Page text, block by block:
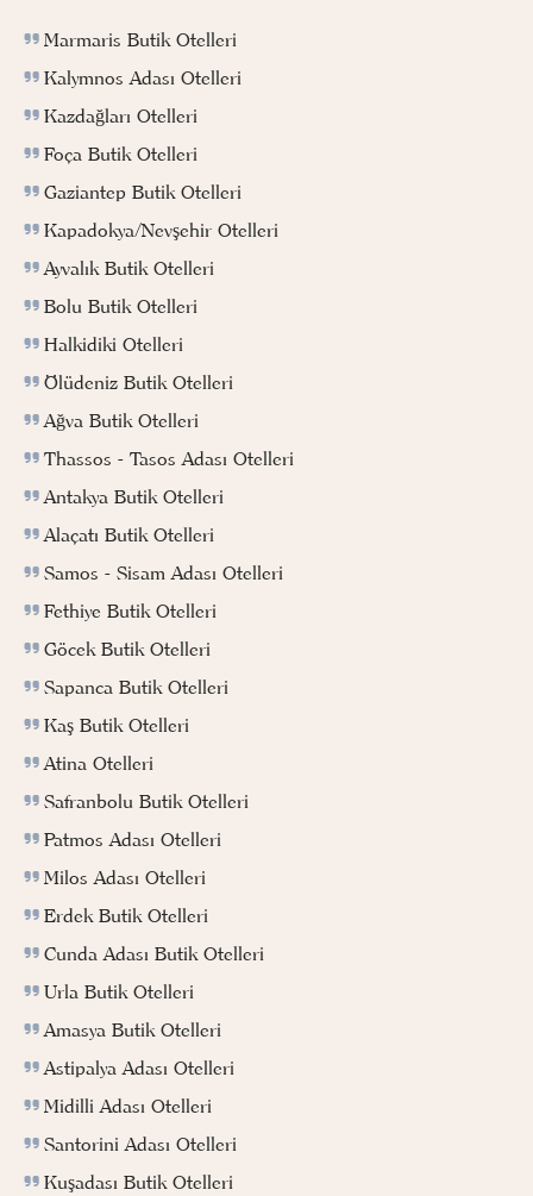
Marmaris Butik Otelleri
Kalymnos Adası Otelleri
Kazdağları Otelleri
Foça Butik Otelleri
Gaziantep Butik Otelleri
Kapadokya/Nevşehir Otelleri
Ayvalık Butik Otelleri
Bolu Butik Otelleri
Halkidiki Otelleri
Ölüdeniz Butik Otelleri
Ağva Butik Otelleri
Thassos - Tasos Adası Otelleri
Antakya Butik Otelleri
Alaçatı Butik Otelleri
Samos - Sisam Adası Otelleri
Fethiye Butik Otelleri
Göcek Butik Otelleri
Sapanca Butik Otelleri
Kaş Butik Otelleri
Atina Otelleri
Safranbolu Butik Otelleri
Patmos Adası Otelleri
Milos Adası Otelleri
Erdek Butik Otelleri
Cunda Adası Butik Otelleri
Urla Butik Otelleri
Amasya Butik Otelleri
Astipalya Adası Otelleri
Midilli Adası Otelleri
Santorini Adası Otelleri
Kuşadası Butik Otelleri